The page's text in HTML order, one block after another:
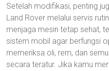
Setelah modifikasi, penting
Land Rover melalui servis
menjaga mesin tetap sehat,
sistem mobil agar berfungsi
memeriksa oli, rem, dan
secara teratur. Jika kamu